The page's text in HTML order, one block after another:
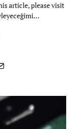
article, please visit